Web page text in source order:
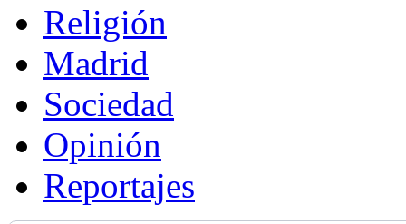
Religión
Madrid
Sociedad
Opinión
Reportajes